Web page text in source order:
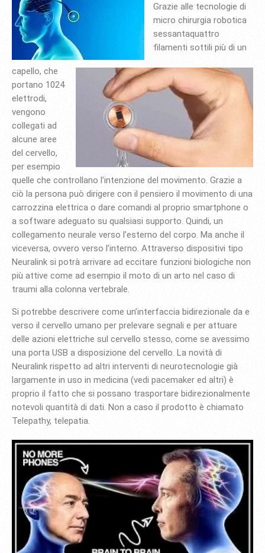
Grazie alle tecnologie di
micro chirurgia robotica
sessantaquattro
filamenti sottili più di un
capello, che
portano 1024
elettrodi,
vengono
collegati ad
alcune aree
del cervello,
per esempio
quelle che controllano l’intenzione del movimento. Grazie a
ciò la persona può dirigere con il pensiero il movimento di una
carrozzina elettrica o dare comandi al proprio smartphone o
a software adeguato su qualsiasi supporto. Quindi, un
collegamento neurale verso l’esterno del corpo. Ma anche il
viceversa, ovvero verso l’interno. Attraverso dispositivi tipo
Neuralink si potrà arrivare ad eccitare funzioni biologiche non
più attive come ad esempio il moto di un arto nel caso di
traumi alla colonna vertebrale.
Si potrebbe descrivere come un’interfaccia bidirezionale da e
verso il cervello umano per prelevare segnali e per attuare
delle azioni elettriche sul cervello stesso, come se avessimo
una porta USB a disposizione del cervello. La novità di
Neuralink rispetto ad altri interventi di neurotecnologie già
largamente in uso in medicina (vedi pacemaker ed altri) è
proprio il fatto che si possano trasportare bidirezionalmente
notevoli quantità di dati. Non a caso il prodotto è chiamato
Telepathy, telepatia.